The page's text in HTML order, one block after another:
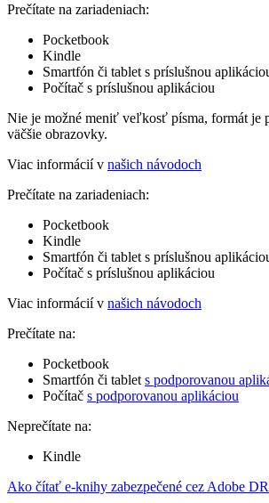
Prečítate na zariadeniach:
Pocketbook
Kindle
Smartfón či tablet s príslušnou
Počítač s príslušnou aplikáciou
Nie je možné meniť veľkosť písma, formát je
väčšie obrazovky.
Viac informácií v našich návodoch
Prečítate na zariadeniach:
Pocketbook
Kindle
Smartfón či tablet s príslušnou
Počítač s príslušnou aplikáciou
Viac informácií v našich návodoch
Prečítate na:
Pocketbook
Smartfón či tablet s podporovanou
Počítač s podporovanou aplikáciou
Neprečítate na:
Kindle
Ako čítať e-knihy zabezpečené cez Adobe